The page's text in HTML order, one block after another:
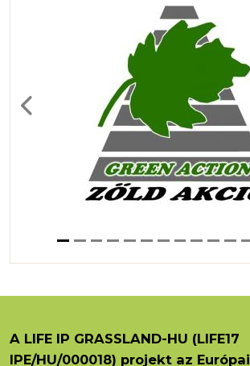
Previous
A LIFE IP GRASSLAND-HU (LIFE17
IPE/HU/000018) projekt az